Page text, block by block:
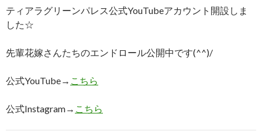
ティアラグリーンパレス公式YouTubeアカウント開設しま
した☆
先輩花嫁さんたちのエンドロール公開中です(^^)/
公式YouTube→ こちら
公式Instagram→ こちら